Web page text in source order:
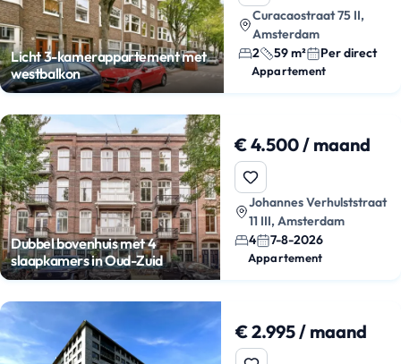
Licht 3-kamerappartement met
westbalkon
Curacaostraat 75 II,
Amsterdam
2
59 m² Per direct
Appartement
Dubbel bovenhuis met 4
slaapkamers in Oud-Zuid
€ 4.500 / maand
Johannes Verhulststraat
11 III, Amsterdam
4
7-8-2026
Appartement
€ 2.995 / maand